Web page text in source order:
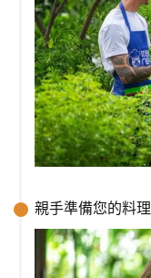
親手準備您的料理